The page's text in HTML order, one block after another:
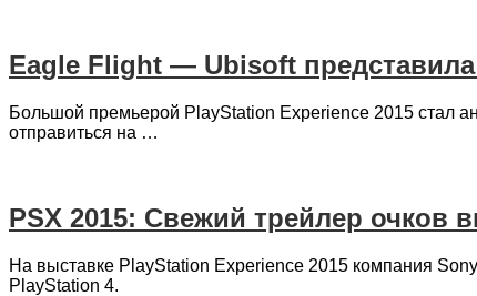
Eagle Flight — Ubisoft
Большой премьерой PlayStation Experience 2015 стал
отправиться на …
PSX 2015: Свежий трейлер очков
На выставке PlayStation Experience 2015 компания
PlayStation 4.